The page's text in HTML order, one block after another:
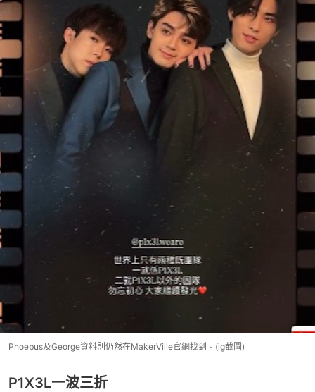
Phoebus及George資料則仍然在MakerVille官網找到。(ig截圖)
P1X3L一波三折